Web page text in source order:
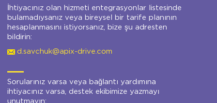
İhtiyacınız olan hizmeti entegrasyonlar listesinde
bulamadıysanız veya bireysel bir tarife planının
hesaplanmasını istiyorsanız, bize şu adresten
bildirin:
d.savchuk@apix-drive.com
Sorularınız varsa veya bağlantı yardımına
ihtiyacınız varsa, destek ekibimize yazmayı
unutmayın: